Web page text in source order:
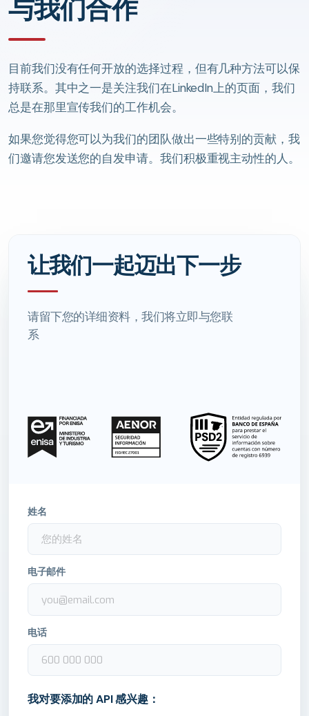
与我们合作
目前我们没有任何开放的选择过程，但有几种方法可以保
持联系。其中之一是关注我们在LinkedIn上的页面，我们
总是在那里宣传我们的工作机会。
如果您觉得您可以为我们的团队做出一些特别的贡献，我
们邀请您发送您的自发申请。我们积极重视主动性的人。
让我们一起迈出下一步
请留下您的详细资料，我们将立即与您联
系
姓名
电子邮件
电话
我对要添加的 API 感兴趣：